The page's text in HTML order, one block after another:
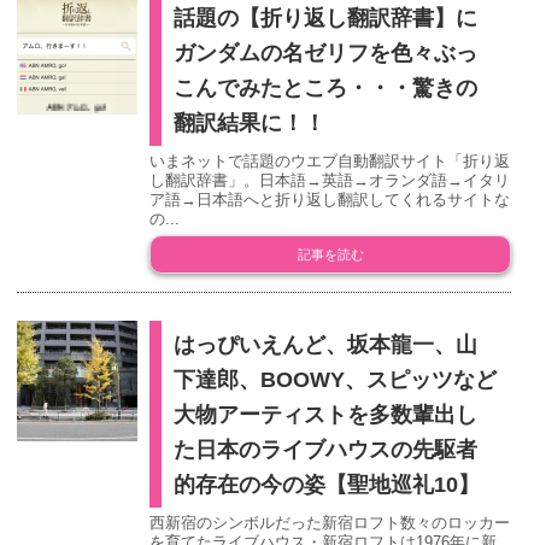
話題の【折り返し翻訳辞書】に
ガンダムの名ゼリフを色々ぶっ
こんでみたところ・・・驚きの
翻訳結果に！！
いまネットで話題のウエブ自動翻訳サイト「折り返
し翻訳辞書」。日本語→英語→オランダ語→イタリ
ア語→日本語へと折り返し翻訳してくれるサイトな
の...
記事を読む
はっぴいえんど、坂本龍一、山
下達郎、BOOWY、スピッツなど
大物アーティストを多数輩出し
た日本のライブハウスの先駆者
的存在の今の姿【聖地巡礼10】
西新宿のシンボルだった新宿ロフト数々のロッカー